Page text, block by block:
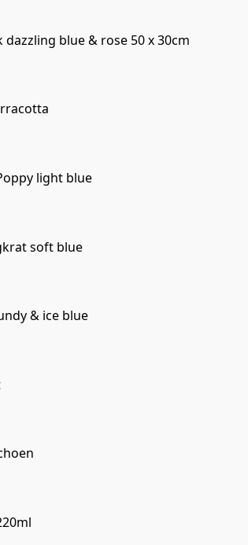
dazzling blue & rose 50 x 30cm
light blue
soft blue
& ice blue